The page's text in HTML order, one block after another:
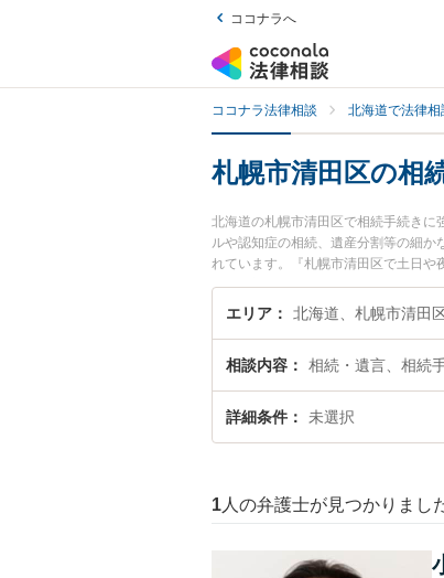
ココナラへ
ココナラ法律相談 北海道で法律
札幌市清田区の相
北海道の札幌市清田区で相続手続きに
ルや認知症の相続、遺産分割等の細
れています。『札幌市清田区で土日や
い』『初回相談無料で相続手続きを
エリア 北海道、札幌市清田
相談内容 相続・遺言、相続
詳細条件 未選択
1 人の弁護士が見つかりまし